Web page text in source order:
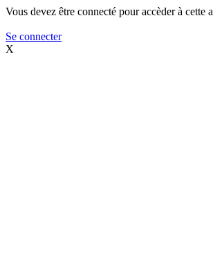
Vous devez être connecté pour accèder à cette
Se connecter
X